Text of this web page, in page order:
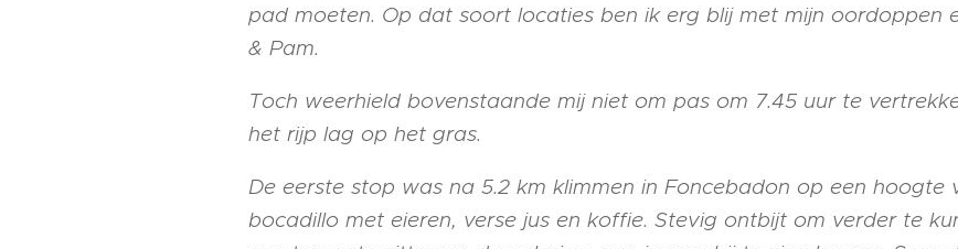
pad moeten. Op dat soort locaties ben ik erg blij met mijn oordoppen
& Pam.
Toch weerhield bovenstaande mij niet om pas om 7.45 uur te
het rijp lag op het gras.
De eerste stop was na 5.2 km klimmen in Foncebadon op een hoogte
bocadillo met eieren, verse jus en koffie. Stevig ontbijt om verder te